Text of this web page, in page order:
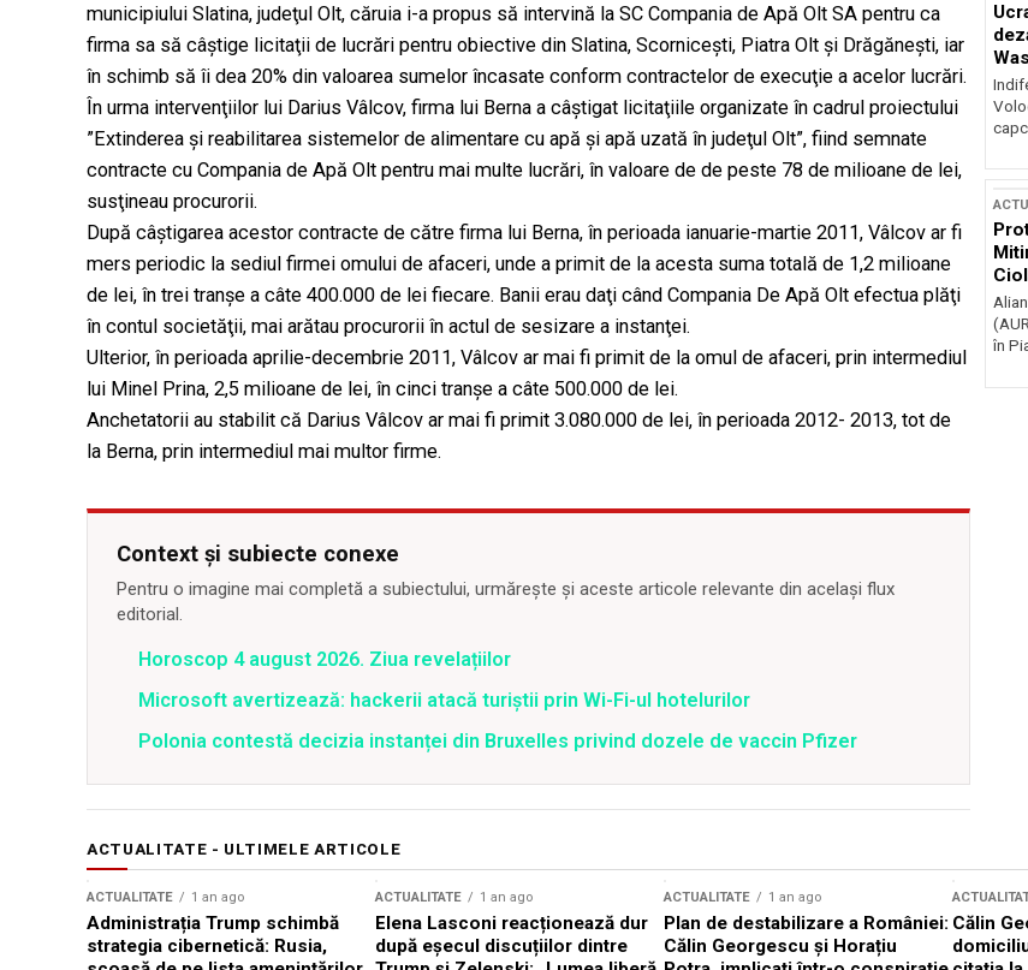
municipiului Slatina, judeţul Olt, căruia i-a propus să intervină la SC Compania de Apă Olt SA pentru ca
firma sa să câştige licitaţii de lucrări pentru obiective din Slatina, Scorniceşti, Piatra Olt şi Drăgăneşti, iar
în schimb să îi dea 20% din valoarea sumelor încasate conform contractelor de execuţie a acelor lucrări.
În urma intervenţiilor lui Darius Vâlcov, firma lui Berna a câştigat licitaţiile organizate în cadrul proiectului
”Extinderea şi reabilitarea sistemelor de alimentare cu apă şi apă uzată în judeţul Olt”, fiind semnate
contracte cu Compania de Apă Olt pentru mai multe lucrări, în valoare de de peste 78 de milioane de lei,
susţineau procurorii.
După câştigarea acestor contracte de către firma lui Berna, în perioada ianuarie-martie 2011, Vâlcov ar fi
mers periodic la sediul firmei omului de afaceri, unde a primit de la acesta suma totală de 1,2 milioane
de lei, în trei tranşe a câte 400.000 de lei fiecare. Banii erau daţi când Compania De Apă Olt efectua plăţi
în contul societăţii, mai arătau procurorii în actul de sesizare a instanţei.
Ulterior, în perioada aprilie-decembrie 2011, Vâlcov ar mai fi primit de la omul de afaceri, prin intermediul
lui Minel Prina, 2,5 milioane de lei, în cinci tranşe a câte 500.000 de lei.
Anchetatorii au stabilit că Darius Vâlcov ar mai fi primit 3.080.000 de lei, în perioada 2012- 2013, tot de
la Berna, prin intermediul mai multor firme.
Context și subiecte conexe
Pentru o imagine mai completă a subiectului, urmărește și aceste articole relevante din același flux
editorial.
Horoscop 4 august 2026. Ziua revelațiilor
Microsoft avertizează: hackerii atacă turiștii prin Wi-Fi-ul hotelurilor
Polonia contestă decizia instanței din Bruxelles privind dozele de vaccin Pfizer
în
ACTUALITATE - ULTIMELE ARTICOLE
ACTUALITATE 1 an ago
Administrația Trump schimbă
strategia cibernetică: Rusia,
ACTUALITATE 1 an ago
Elena Lasconi reacționează dur
după eșecul discuțiilor dintre
ACTUALITATE 1 an ago
Plan de destabilizare a României:
Călin Georgescu și Horațiu
Călin